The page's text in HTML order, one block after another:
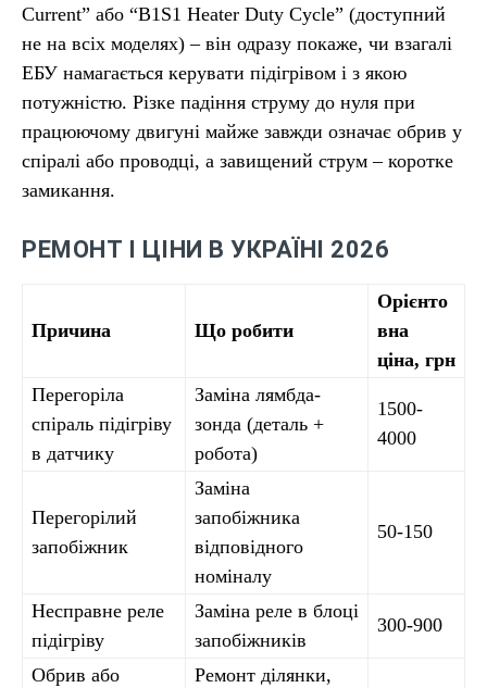
Current” або “B1S1 Heater Duty Cycle” (доступний
не на всіх моделях) – він одразу покаже, чи взагалі
ЕБУ намагається керувати підігрівом і з якою
потужністю. Різке падіння струму до нуля при
працюючому двигуні майже завжди означає обрив у
спіралі або проводці, а завищений струм – коротке
замикання.
РЕМОНТ І ЦІНИ В УКРАЇНІ 2026
Причина Що робити
Орієнто
вна
ціна, грн
Перегоріла
спіраль підігріву
в датчику
Заміна лямбда-
зонда (деталь +
робота)
1500-
4000
Перегорілий
запобіжник
Заміна
запобіжника
відповідного
номіналу
50-150
Несправне реле
підігріву
Заміна реле в блоці
запобіжників
300-900
Обрив або
Ремонт ділянки,